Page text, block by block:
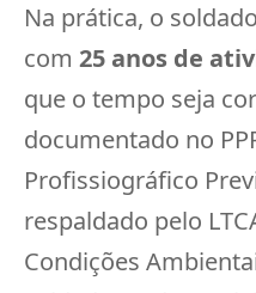
Na prática, o
com 25 anos de
que o tempo seja
documentado no
Profissiográfico
respaldado pelo
Condições